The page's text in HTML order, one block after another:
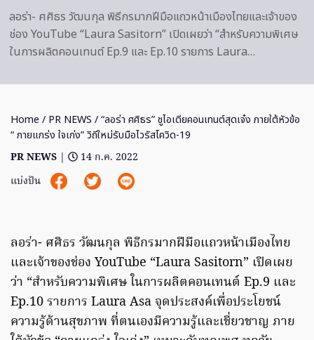
ลอร่า- ศศิธร วัฒนกุล พิธีกรมากฝีมือแถวหน้าเมืองไทยและเจ้าของ
ช่อง YouTube “Laura Sasitorn” เปิดเผยว่า “สำหรับความพิเศษ
ในการผลิตคอนเทนต์ Ep.9 และ Ep.10 รายการ Laura…
Home / PR NEWS / “ลอร่า ศศิธร” ชูไอเดียคอนเทนต์สุดเจ๋ง ภายใต้หัวข้อ
“ กายแกร่ง ใจเก่ง” วิถีใหม่รับมือไวรัสโควิด-19
PR NEWS |
14 ก.ค. 2022
แบ่งปัน
ลอร่า- ศศิธร วัฒนกุล พิธีกรมากฝีมือแถวหน้าเมืองไทย
และเจ้าของช่อง YouTube “Laura Sasitorn” เปิดเผย
ว่า “สำหรับความพิเศษ ในการผลิตคอนเทนต์ Ep.9 และ
Ep.10 รายการ Laura Asa จุดประสงค์เพื่อประโยชน์
ความรู้ด้านสุขภาพ ที่ตนเองมีความรู้และเชี่ยวชาญ ภาย